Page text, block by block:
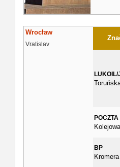
Wrocław
Vratislav
LUKOIL/
POCZTA
BP